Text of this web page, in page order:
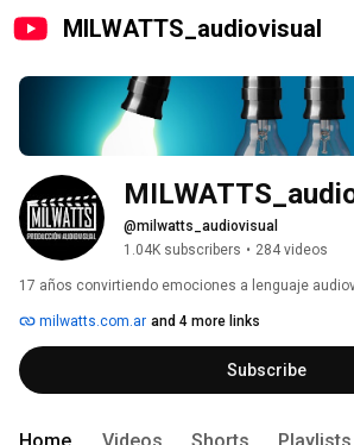
MILWATTS_audiovisual
@milwatts_audiovisual
1.04K subscribers • 284 videos
17 años convirtiendo emociones a lenguaje
milwatts.com.ar and 4 more links
Subscribe